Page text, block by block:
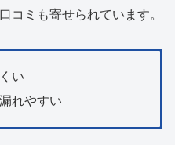
コミも寄せられています。
い
れやすい